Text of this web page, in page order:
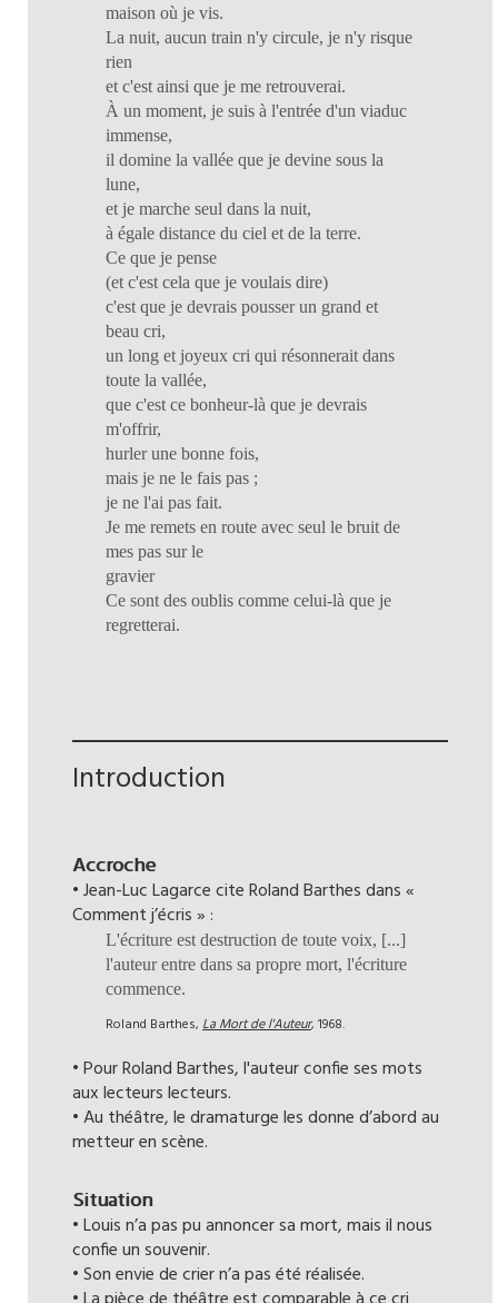
maison où je vis.
La nuit, aucun train n'y circule, je n'y risque
rien
et c'est ainsi que je me retrouverai.
À un moment, je suis à l'entrée d'un viaduc
immense,
il domine la vallée que je devine sous la
lune,
et je marche seul dans la nuit,
à égale distance du ciel et de la terre.
Ce que je pense
(et c'est cela que je voulais dire)
c'est que je devrais pousser un grand et
beau cri,
un long et joyeux cri qui résonnerait dans
toute la vallée,
que c'est ce bonheur-là que je devrais
m'offrir,
hurler une bonne fois,
mais je ne le fais pas ;
je ne l'ai pas fait.
Je me remets en route avec seul le bruit de
mes pas sur le
gravier
Ce sont des oublis comme celui-là que je
regretterai.
Introduction
Accroche
• Jean-Luc Lagarce cite Roland Barthes dans «
Comment j’écris » :
L'écriture est destruction de toute voix, [...]
l'auteur entre dans sa propre mort, l'écriture
commence.
Roland Barthes, La Mort de l'Auteur, 1968.
• Pour Roland Barthes, l'auteur confie ses mots
aux lecteurs lecteurs.
• Au théâtre, le dramaturge les donne d’abord au
metteur en scène.
Situation
• Louis n’a pas pu annoncer sa mort, mais il nous
confie un souvenir.
• Son envie de crier n’a pas été réalisée.